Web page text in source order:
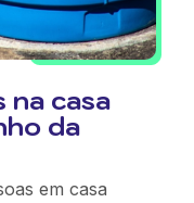
na casa
da
em casa